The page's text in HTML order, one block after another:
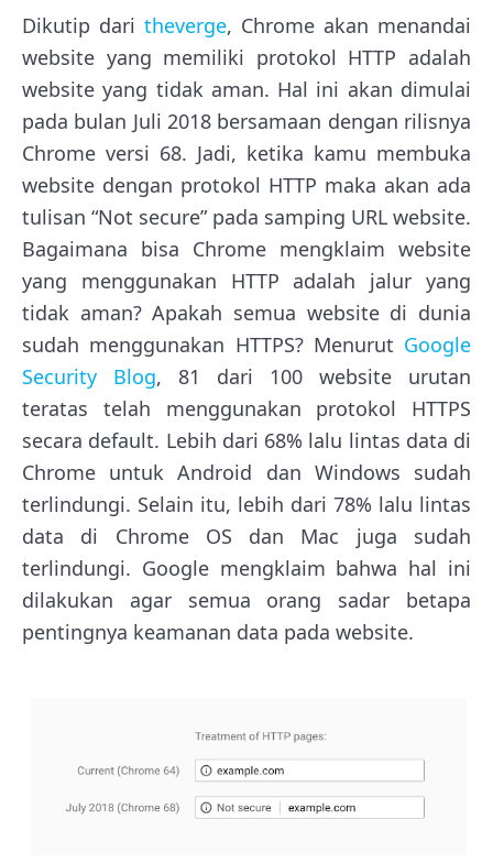
Dikutip dari theverge, Chrome akan menandai
website yang memiliki protokol HTTP adalah
website yang tidak aman. Hal ini akan dimulai
pada bulan Juli 2018 bersamaan dengan rilisnya
Chrome versi 68. Jadi, ketika kamu membuka
website dengan protokol HTTP maka akan ada
tulisan “Not secure” pada samping URL website.
Bagaimana bisa Chrome mengklaim website
yang menggunakan HTTP adalah jalur yang
tidak aman? Apakah semua website di dunia
sudah menggunakan HTTPS? Menurut Google
Security Blog, 81 dari 100 website urutan
teratas telah menggunakan protokol HTTPS
secara default. Lebih dari 68% lalu lintas data di
Chrome untuk Android dan Windows sudah
terlindungi. Selain itu, lebih dari 78% lalu lintas
data di Chrome OS dan Mac juga sudah
terlindungi. Google mengklaim bahwa hal ini
dilakukan agar semua orang sadar betapa
pentingnya keamanan data pada website.